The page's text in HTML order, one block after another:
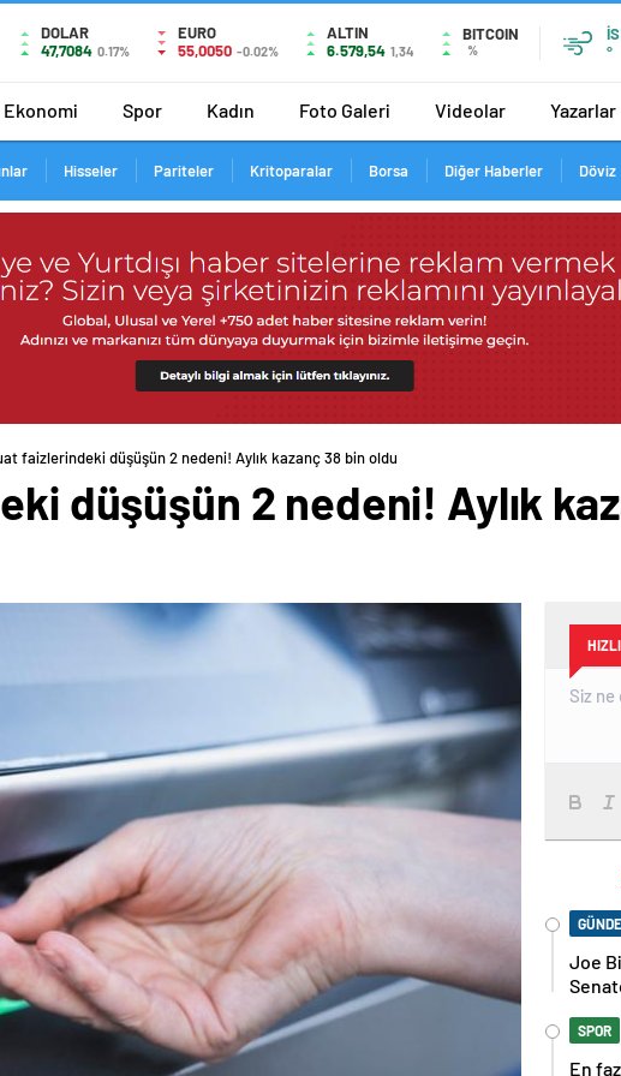
DOLAR
47,7084 0.17%
EURO
55,0050 -0.02%
ALTIN
6.579,54 1,34
BITCOIN
%
°
Ekonomi Spor Kadın Foto Galeri Videolar Yazarlar
Hisseler Pariteler Kritoparalar Borsa Diğer Haberler Döviz
faizlerindeki düşüşün 2 nedeni! Aylık kazanç 38 bin oldu
düşüşün 2 nedeni! Aylık
HIZLI
Joe
SPOR
En